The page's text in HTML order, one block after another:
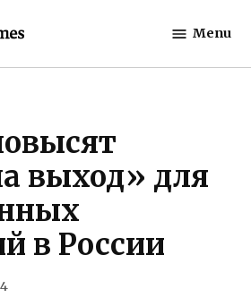
Moscow
Menu
выход» для
в России